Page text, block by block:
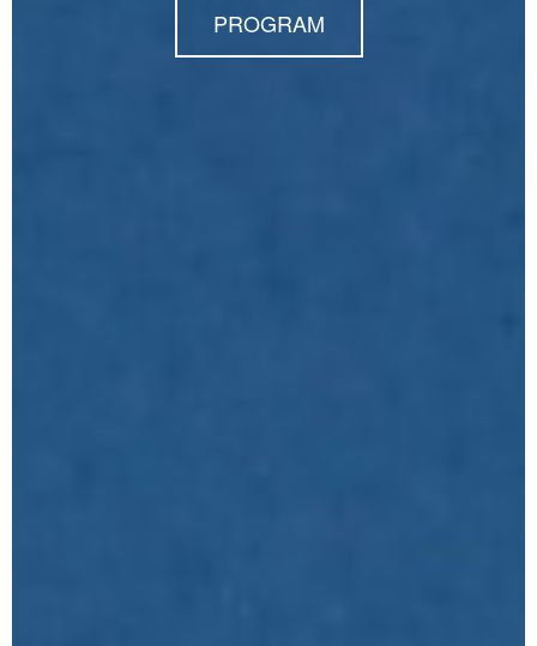
PROGRAM